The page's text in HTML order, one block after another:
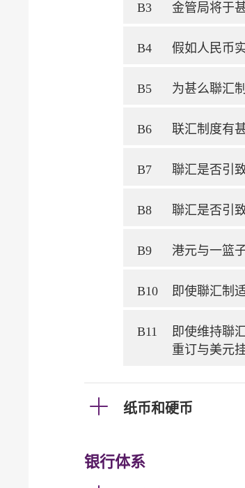
B3 金管局将于
B4 假如人民币
B5 为甚么聯汇
B6 联汇制度有
B7 聯汇是否引
B8 聯汇是否引
B9 港元与一篮
B10 即使聯汇制
B11
即使维持聯
重订与美元
纸币和硬币
银行体系